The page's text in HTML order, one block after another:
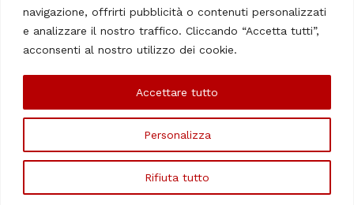
navigazione, offrirti pubblicità o contenuti personalizzati
e analizzare il nostro traffico. Cliccando “Accetta tutti”,
acconsenti al nostro utilizzo dei cookie.
Personalizza
Rifiuta tutto
Accettare tutto
Dedicato in particolare a tutti gli italiani residenti all'estero.
Tutti i diritti sono riservati. Quotidiano online indipendente
Le Firme
©Copyright 2006/2020 - ItaliaChiamaItalia